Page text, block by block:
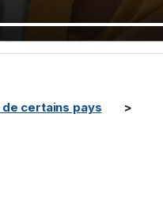
certains pays